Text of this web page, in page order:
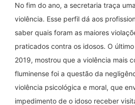
No fim do ano, a secretaria traça
violência. Esse perfil dá aos
saber quais foram as maiores
praticados contra os idosos. O
2019, mostrou que a violência mais
fluminense foi a questão da
violência psicológica e moral, que
impedimento de o idoso receber